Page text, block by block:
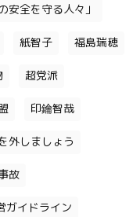
安全を守る人々」
紙智子 福島瑞穂
超党派
印鑰智哉
外しましょう
故
ガイドライン